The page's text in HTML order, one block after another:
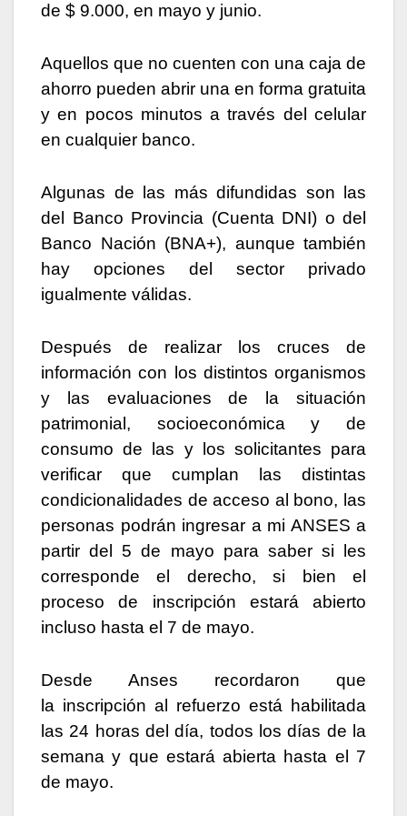
de $ 9.000, en mayo y junio.
Aquellos que no cuenten con una caja de
ahorro pueden abrir una en forma gratuita
y en pocos minutos a través del celular
en cualquier banco.
Algunas de las más difundidas son las
del Banco Provincia (Cuenta DNI) o del
Banco Nación (BNA+), aunque también
hay opciones del sector privado
igualmente válidas.
Después de realizar los cruces de
información con los distintos organismos
y las evaluaciones de la situación
patrimonial, socioeconómica y de
consumo de las y los solicitantes para
verificar que cumplan las distintas
condicionalidades de acceso al bono, las
personas podrán ingresar a mi ANSES a
partir del 5 de mayo para saber si les
corresponde el derecho, si bien el
proceso de inscripción estará abierto
incluso hasta el 7 de mayo.
Desde Anses recordaron que
la inscripción al refuerzo está habilitada
las 24 horas del día, todos los días de la
semana y que estará abierta hasta el 7
de mayo.